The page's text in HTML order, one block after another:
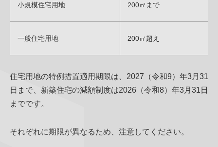
小規模住宅用地 200㎡まで
一般住宅用地 200㎡超え
住宅用地の特例措置適用期限は、2027（令和9）年3月31
日まで、新築住宅の減額制度は2026（令和8）年3月31日
までです。
それぞれに期限が異なるため、注意してください。